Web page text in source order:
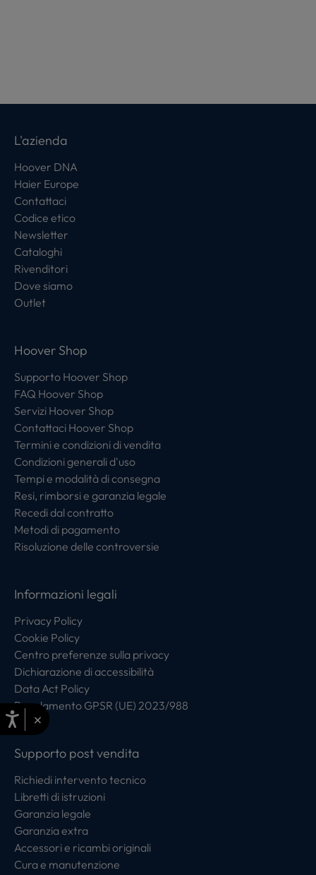
L'azienda
Hoover DNA
Haier Europe
Contattaci
Codice etico
Newsletter
Cataloghi
Rivenditori
Dove siamo
Outlet
Hoover Shop
Supporto Hoover Shop
FAQ Hoover Shop
Servizi Hoover Shop
Contattaci Hoover Shop
Termini e condizioni di vendita
Condizioni generali d'uso
Tempi e modalità di consegna
Resi, rimborsi e garanzia legale
Recedi dal contratto
Metodi di pagamento
Risoluzione delle controversie
Informazioni legali
Privacy Policy
Cookie Policy
Centro preferenze sulla privacy
Dichiarazione di accessibilità
Data Act Policy
Regolamento GPSR (UE) 2023/988
Supporto post vendita
Richiedi intervento tecnico
Libretti di istruzioni
Garanzia legale
Garanzia extra
Accessori e ricambi originali
Cura e manutenzione
×